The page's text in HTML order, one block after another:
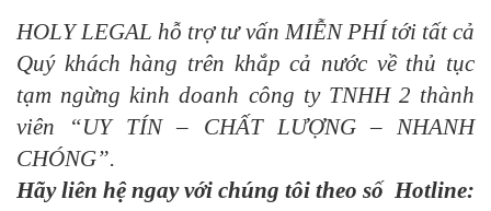
HOLY LEGAL hỗ trợ tư vấn MIỄN PHÍ tới tất cả
Quý khách hàng trên khắp cả nước về thủ tục
tạm ngừng kinh doanh công ty TNHH 2 thành
viên “UY TÍN – CHẤT LƯỢNG – NHANH
CHÓNG”.
Hãy liên hệ ngay với chúng tôi theo số Hotline: